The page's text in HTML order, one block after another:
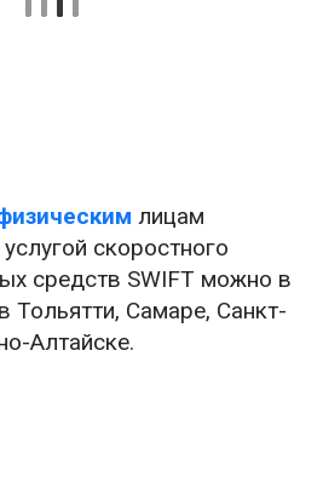
лицам
скоростного
средств SWIFT можно в
Тольятти, Самаре, Санкт-
Алтайске.